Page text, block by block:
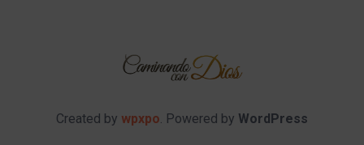
Created by wpxpo. Powered by WordPress